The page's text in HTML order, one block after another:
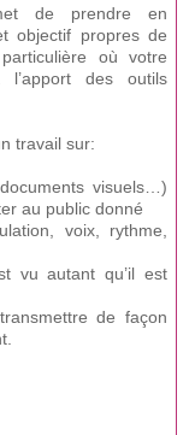
de prendre en
objectif propres de
où votre
l’apport des outils
travail sur:
visuels…)
au public donné
voix, rythme,
vu autant qu’il est
de façon